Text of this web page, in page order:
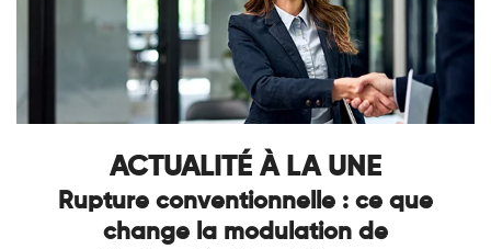
ACTUALITÉ À LA UNE
Rupture conventionnelle : ce que
change la modulation de